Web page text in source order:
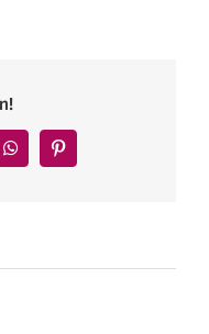
WhatsAppPinterest